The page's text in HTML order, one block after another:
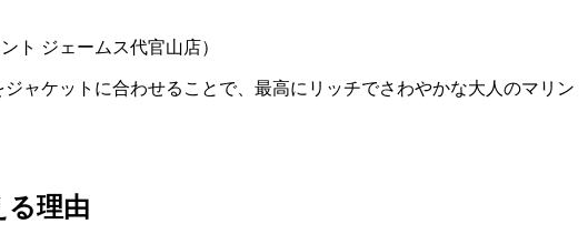
ャケットに合わせることで、最高にリッチでさわやかな大人のマリン
る理由